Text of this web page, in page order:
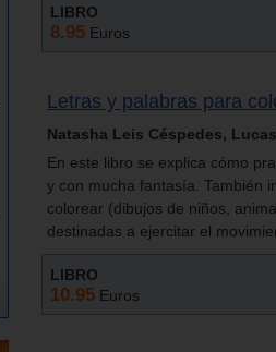
LIBRO
8.95 Euros
Letras y palabras para
Natasha Leis Céspedes,
En este libro se explica cómo
y con mucha fantasía. También
colorear (dibujos de niños,
destinadas a ejercitar el
LIBRO
10.95 Euros